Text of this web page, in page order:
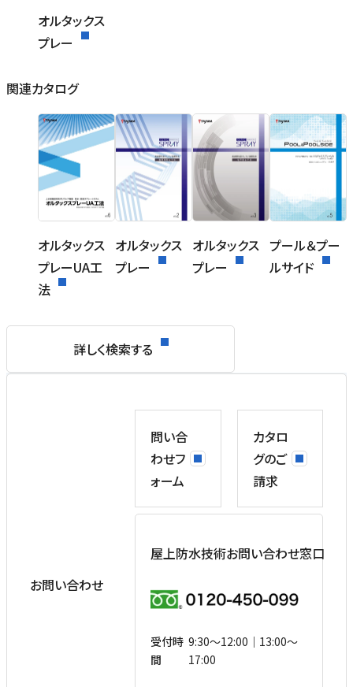
オルタックス
プレー
関連カタログ
オルタックス
プレーUA工
法
オルタックス
プレー
オルタックス
プレー
プール＆プー
ルサイド
詳しく検索する
お問い合わせ
問い合
わせフ
ォーム
カタロ
グのご
請求
屋上防水技術お問い合わせ窓口
受付時
間
9:30〜12:00｜13:00〜
17:00